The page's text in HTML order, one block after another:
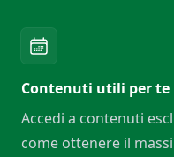
Contenuti utili per te
Accedi a contenuti
come ottenere il